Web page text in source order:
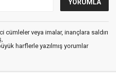
cümleler veya imalar, inançlara saldırı
harflerle yazılmış yorumlar